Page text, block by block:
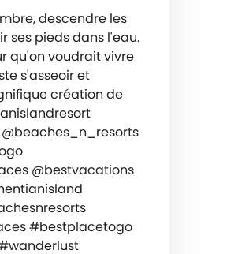
descendre les
ses pieds dans l'eau.
qu'on voudrait vivre
s'asseoir et
création de
@bestvacations
#bestplacetogo